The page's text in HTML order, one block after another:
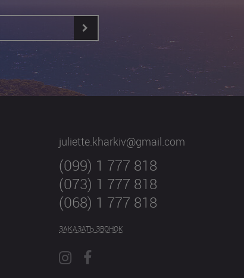
juliette.kharkiv@gmail.com
(099) 1 777 818
(073) 1 777 818
(068) 1 777 818
ЗАКАЗАТЬ ЗВОНОК